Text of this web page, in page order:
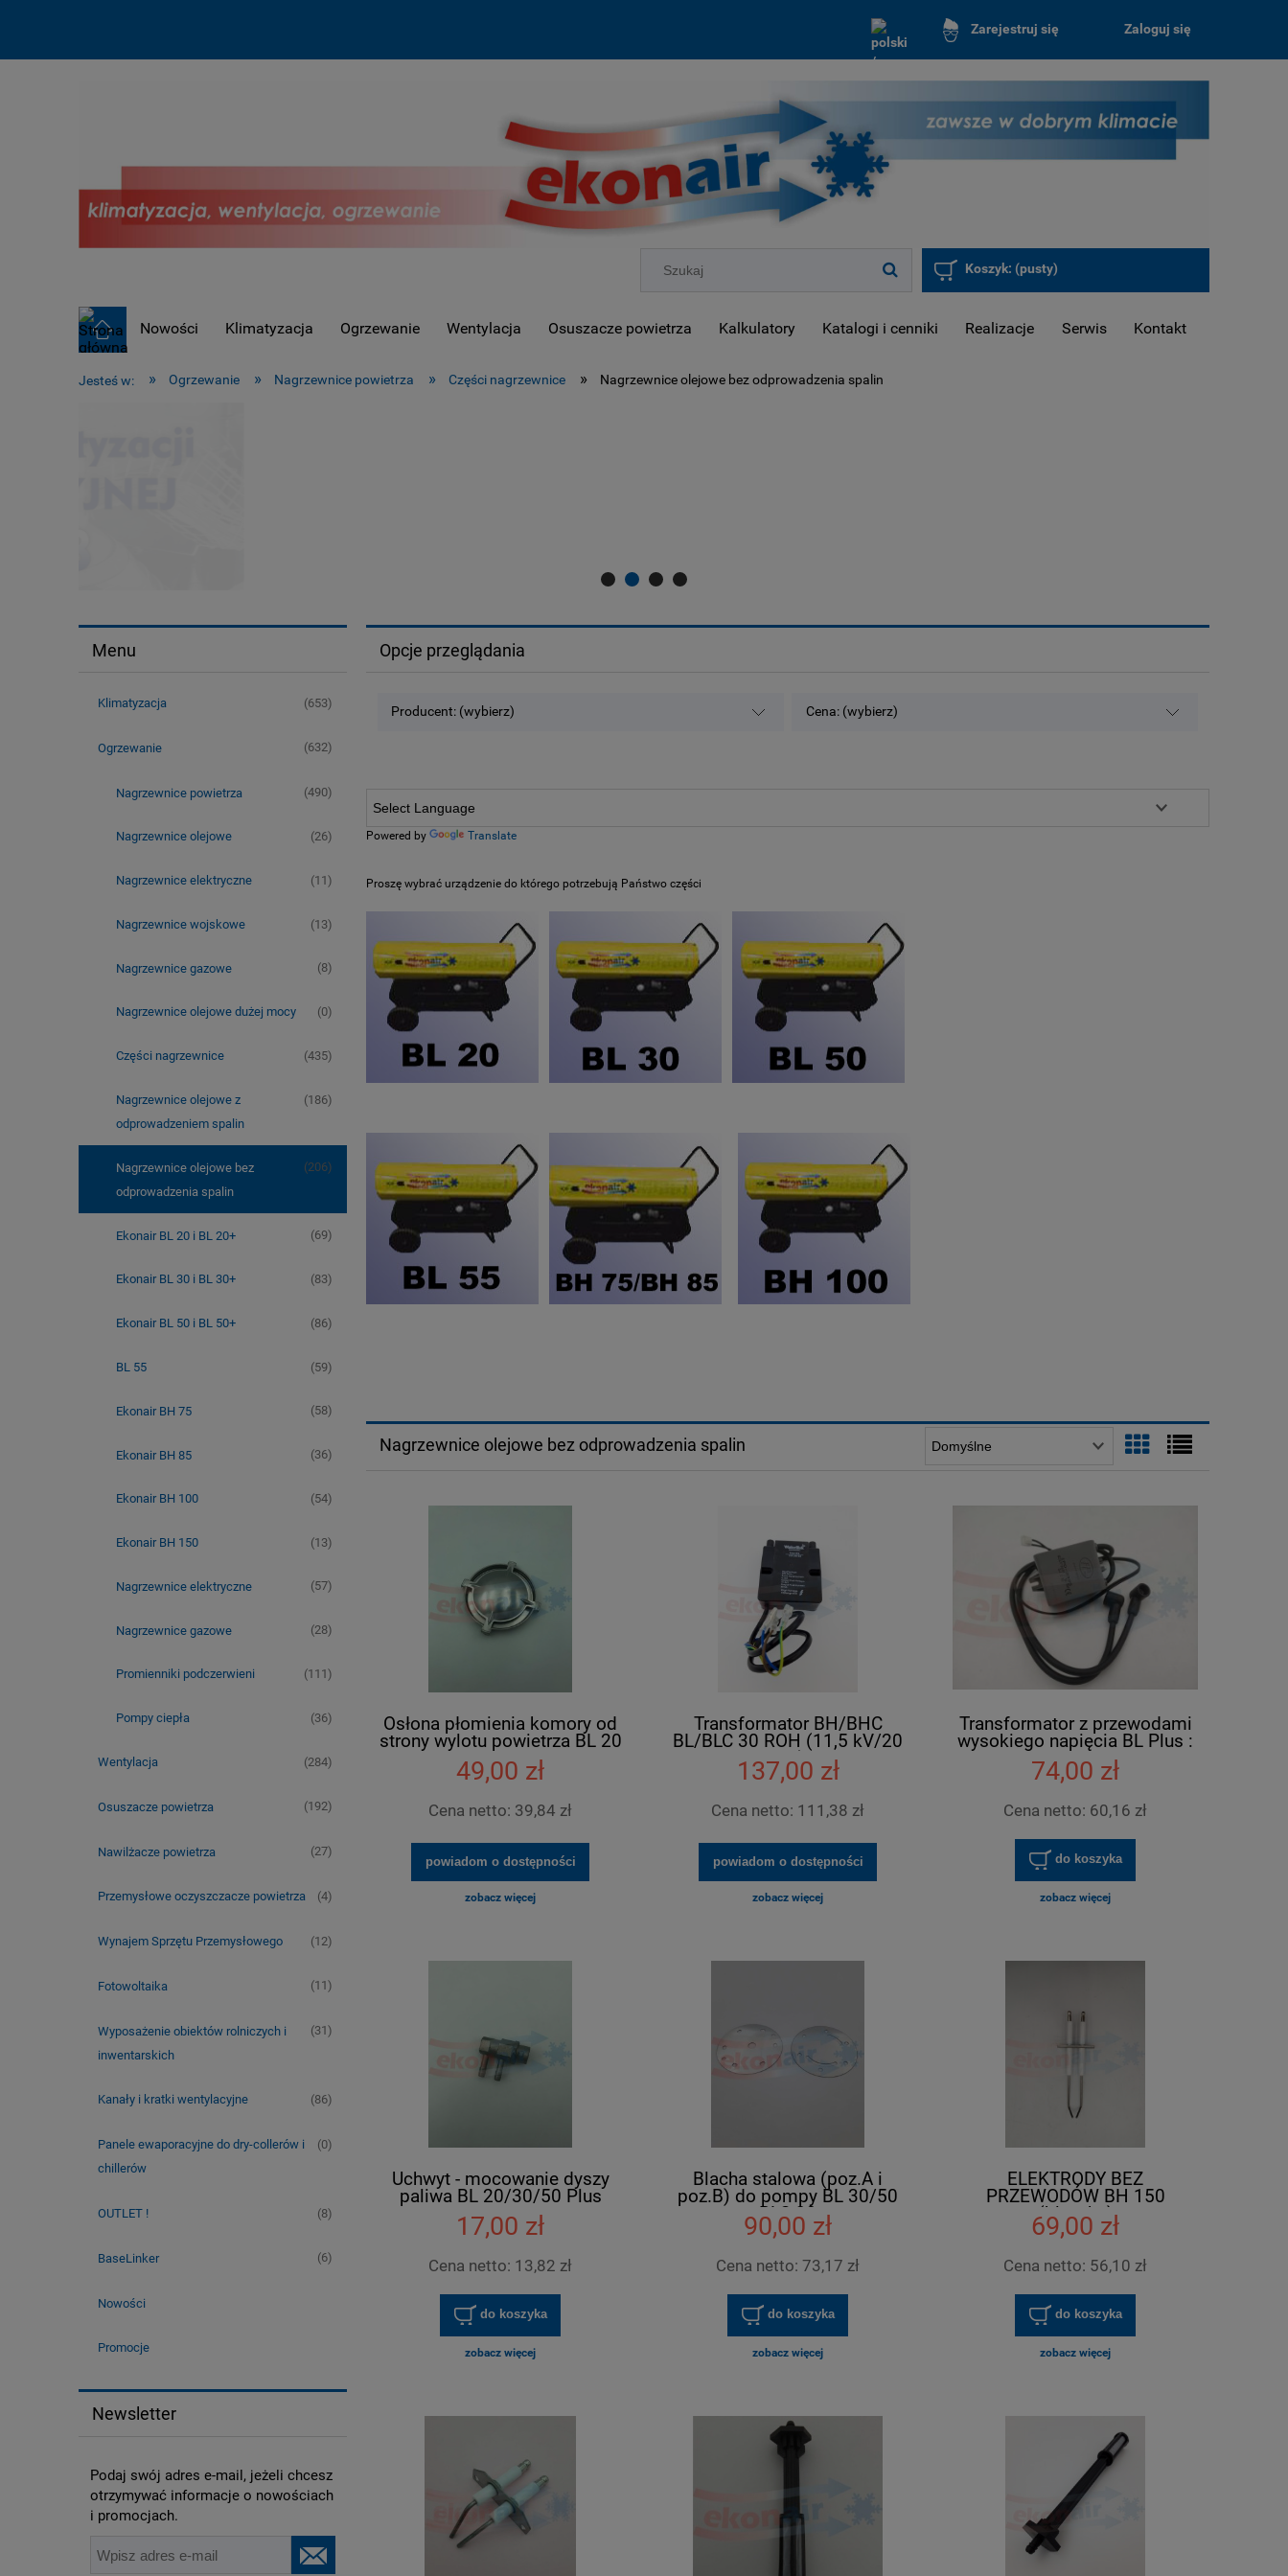
Zarejestruj się Zaloguj się
Koszyk: (pusty)
Nowości Klimatyzacja Ogrzewanie Wentylacja Osuszacze powietrza Kalkulatory Katalogi i cenniki Realizacje Serwis Kontakt
OUTLET !
Jesteś w: » Ogrzewanie » Nagrzewnice powietrza » Części nagrzewnice » Nagrzewnice olejowe bez odprowadzenia spalin
Menu
Klimatyzacja (653)
Ogrzewanie (632)
Nagrzewnice powietrza (490)
Nagrzewnice olejowe (26)
Nagrzewnice elektryczne (11)
Nagrzewnice wojskowe (13)
Nagrzewnice gazowe (8)
Nagrzewnice olejowe dużej mocy (0)
Części nagrzewnice (435)
Nagrzewnice olejowe z
odprowadzeniem spalin
(186)
Nagrzewnice olejowe bez
odprowadzenia spalin
(206)
Ekonair BL 20 i BL 20+ (69)
Ekonair BL 30 i BL 30+ (83)
Ekonair BL 50 i BL 50+ (86)
BL 55 (59)
Ekonair BH 75 (58)
Ekonair BH 85 (36)
Ekonair BH 100 (54)
Ekonair BH 150 (13)
Nagrzewnice elektryczne (57)
Nagrzewnice gazowe (28)
Promienniki podczerwieni (111)
Pompy ciepła (36)
Wentylacja (284)
Osuszacze powietrza (192)
Nawilżacze powietrza (27)
Przemysłowe oczyszczacze powietrza (4)
Wynajem Sprzętu Przemysłowego (12)
Fotowoltaika (11)
Wyposażenie obiektów rolniczych i
inwentarskich
(31)
Kanały i kratki wentylacyjne (86)
Panele ewaporacyjne do dry-collerów i
chillerów
(0)
OUTLET ! (8)
BaseLinker (6)
Nowości
Promocje
Newsletter
Podaj swój adres e-mail, jeżeli chcesz
otrzymywać informacje o nowościach
i promocjach.
Opcje przeglądania
Producent: (wybierz) Cena: (wybierz)
Powered by Translate
Proszę wybrać urządzenie do którego potrzebują Państwo części
Nagrzewnice olejowe bez odprowadzenia spalin
Osłona płomienia komory od
strony wylotu powietrza BL 20
49,00 zł
Cena netto: 39,84 zł
powiadom o dostępności
zobacz więcej
Transformator BH/BHC
BL/BLC 30 ROH (11,5 kV/20
mA)
137,00 zł
Cena netto: 111,38 zł
powiadom o dostępności
zobacz więcej
Transformator z przewodami
wysokiego napięcia BL Plus :
16,5 kV
74,00 zł
Cena netto: 60,16 zł
do koszyka
zobacz więcej
Uchwyt - mocowanie dyszy
paliwa BL 20/30/50 Plus
17,00 zł
Cena netto: 13,82 zł
do koszyka
zobacz więcej
Blacha stalowa (poz.A i
poz.B) do pompy BL 30/50
BLC 20
90,00 zł
Cena netto: 73,17 zł
do koszyka
zobacz więcej
ELEKTRODY BEZ
PRZEWODÓW BH 150
(blaszka)
69,00 zł
Cena netto: 56,10 zł
do koszyka
zobacz więcej